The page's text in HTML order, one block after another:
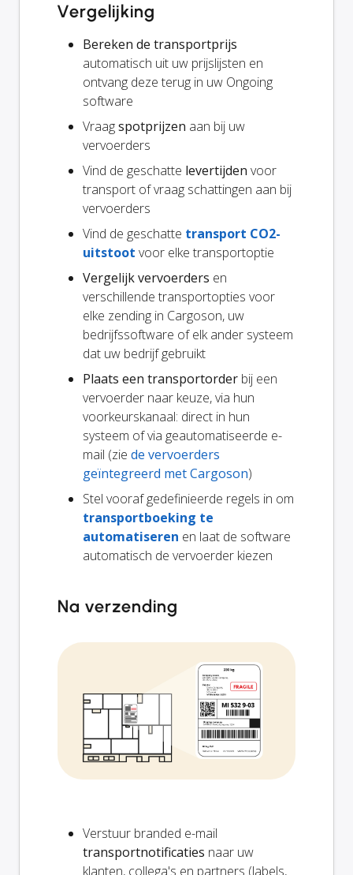
Vergelijking
Bereken de transportprijs
automatisch uit uw prijslijsten en
ontvang deze terug in uw Ongoing
software
Vraagspotprijzen aan bij uw
vervoerders
Vind de geschatte levertijden voor
transport of vraag schattingen aan bij
vervoerders
Vind de geschatte transport CO2-
uitstoot voor elke transportoptie
Vergelijk vervoerders en
verschillende transportopties voor
elke zending in Cargoson, uw
bedrijfssoftware of elk ander systeem
dat uw bedrijf gebruikt
Plaats een transportorder bij een
vervoerder naar keuze, via hun
voorkeurskanaal: direct in hun
systeem of via geautomatiseerde e-
mail (zie de vervoerders
geïntegreerd met Cargoson)
Stel vooraf gedefinieerde regels in om
transportboeking te
automatiseren en laat de software
automatisch de vervoerder kiezen
Na verzending
Verstuur branded e-mail
transportnotificaties naar uw
klanten, collega's en partners (labels,